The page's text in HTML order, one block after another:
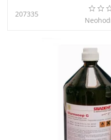
207335